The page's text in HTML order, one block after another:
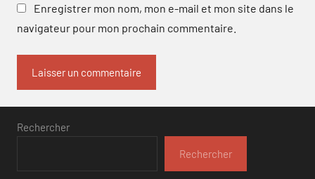
Enregistrer mon nom, mon e-mail et mon site dans le
navigateur pour mon prochain commentaire.
Rechercher
Rechercher